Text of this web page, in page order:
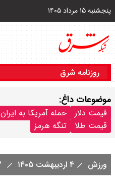
پنجشنبه ۱۵ مرداد ۱۴۰۵
روزنامه شرق
موضوعات داغ:
قیمت دلار حمله آمریکا به ایران
قیمت طلا
تنگه هرمز
ورزش ۴ اردیبهشت ۱۴۰۵